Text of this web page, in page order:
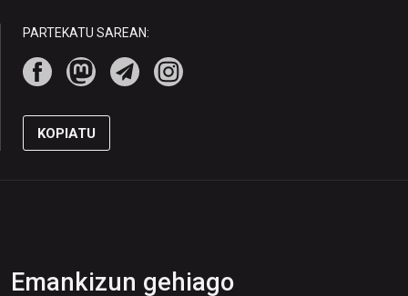
PARTEKATU SAREAN:
KOPIATU
Emankizun gehiago